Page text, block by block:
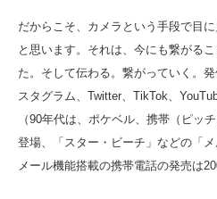
だからこそ、カメラという手段で目
と思います。それは、今にも繋がる
た。そして伝わる。繋がっていく。
スタグラム、Twitter、TikTok、
（90年代は、ポケベル、携帯（ピッ
登場、「スター・ビーチ」などの「
メール機能搭載の携帯電話の発売は